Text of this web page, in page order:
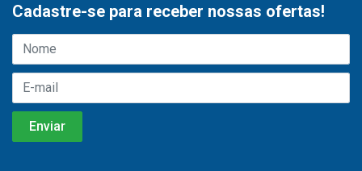
Cadastre-se para receber nossas ofertas!